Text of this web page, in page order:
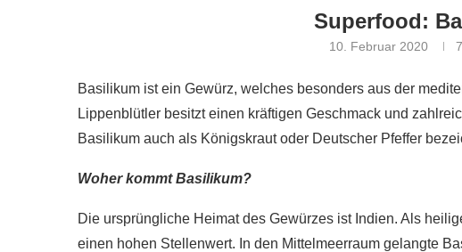
Superfood:
10. Februar 2020
Basilikum ist ein Gewürz, welches besonders aus der
Lippenblütler besitzt einen kräftigen Geschmack und
Basilikum auch als Königskraut oder Deutscher Pfeffer
Woher kommt Basilikum?
Die ursprüngliche Heimat des Gewürzes ist Indien. Als
einen hohen Stellenwert. In den Mittelmeerraum gelangte